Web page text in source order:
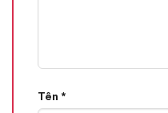
Tên *